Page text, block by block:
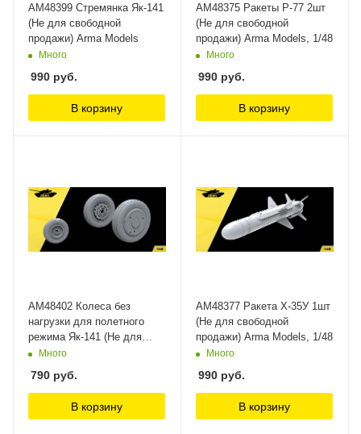
AM48399 Стремянка Як-141
(Не для свободной
продажи) Arma Models
Много
990 руб.
В корзину
AM48375 Ракеты Р-77 2шт
(Не для свободной
продажи) Arma Models, 1/48
Много
990 руб.
В корзину
AM48402 Колеса без
нагрузки для полетного
режима Як-141 (Не для
свободной продажи) Arma
Много
790 руб.
В корзину
AM48377 Ракета Х-35У 1шт
(Не для свободной
продажи) Arma Models, 1/48
Много
990 руб.
В корзину